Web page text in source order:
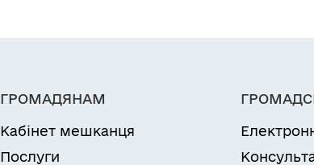
ГРОМАДЯНАМ
Кабінет мешканця
Послуги